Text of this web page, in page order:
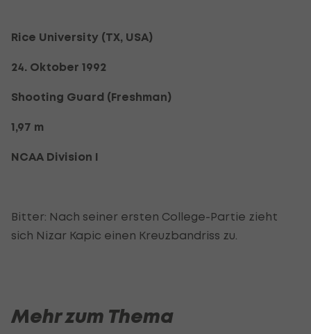
Rice University (TX, USA)
24. Oktober 1992
Shooting Guard (Freshman)
1,97 m
NCAA Division I
Bitter: Nach seiner ersten College-Partie zieht
sich Nizar Kapic einen Kreuzbandriss zu.
Mehr zum Thema